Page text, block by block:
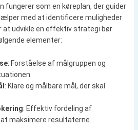
fungerer som en køreplan, der guider
med at identificere muligheder
at udvikle en effektiv strategi bør
elementer:
: Forståelse af målgruppen og
: Klare og målbare mål, der skal
: Effektiv fordeling af
maksimere resultaterne.